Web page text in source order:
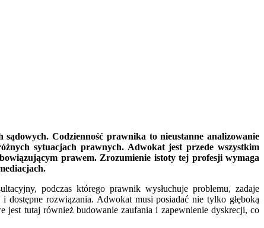
Codzienność prawnika to nieustanne analizowanie
sytuacjach prawnych. Adwokat jest przede wszystkim
prawem. Zrozumienie istoty tej profesji wymaga
podczas którego prawnik wysłuchuje problemu, zadaje
rozwiązania. Adwokat musi posiadać nie tylko głęboką
jest tutaj również budowanie zaufania i zapewnienie dyskrecji, co